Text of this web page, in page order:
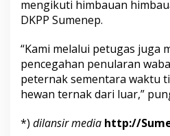
mengikuti himbauan
DKPP Sumenep.
“Kami melalui petugas juga
pencegahan penularan
peternak sementara waktu
hewan ternak dari luar,”
*) dilansir media http://